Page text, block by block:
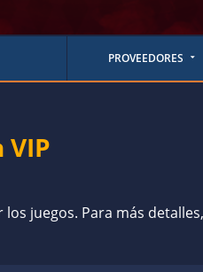
PROVEEDORES
VIP
juegos. Para más